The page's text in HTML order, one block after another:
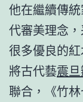
他在繼續傳
代審美理念
很多優良的
將古代藝震
聯合，《竹